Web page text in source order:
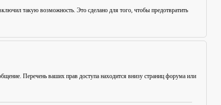
такую возможность. Это сделано для того, чтобы предотвратить
Перечень ваших прав доступа находится внизу страниц форума или